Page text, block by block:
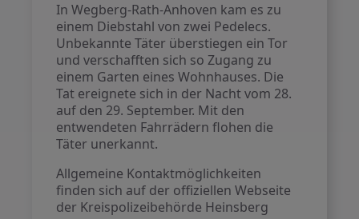
In Wegberg-Rath-Anhoven kam es zu
einem Diebstahl von zwei Pedelecs.
Unbekannte Täter überstiegen ein Tor
und verschafften sich so Zugang zu
einem Garten eines Wohnhauses. Die
Tat ereignete sich in der Nacht vom 28.
auf den 29. September. Mit den
entwendeten Fahrrädern flohen die
Täter unerkannt.
Allgemeine Kontaktmöglichkeiten
finden sich auf der offiziellen Webseite
der Kreispolizeibehörde Heinsberg